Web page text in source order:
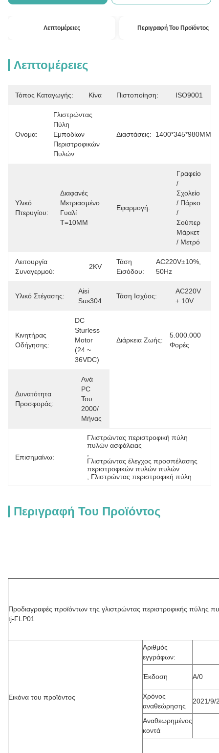
Λεπτομέρειες Περιγραφή Του Προϊόντος
Λεπτομέρειες
Τόπος Καταγωγής: Κίνα Πιστοποίηση: ISO9001
Ονομα:
Γλιστρώντας
Πύλη
Εμποδίων
Περιστροφικών
Πυλών
Διαστάσεις: 1400*345*980MM
Υλικό
Πτερυγίου:
Διαφανές
Μετριασμένο
Γυαλί
T=10MM
Εφαρμογή:
Γραφείο
/
Σχολείο
/ Πάρκο
/
Σούπερ
Μάρκετ
/ Μετρό
Λειτουργία
Συναγερμού:
2KV
Τάση
Εισόδου:
AC220V±10%,
50Hz
Υλικό Στέγασης:
Aisi
Sus304
Τάση Ισχύος:
AC220V
± 10V
Κινητήρας
Οδήγησης:
DC
Sturless
Motor
(24 ~
36VDC)
Διάρκεια Ζωής:
5.000.000
Φορές
Δυνατότητα
Προσφοράς:
Ανά
PC
Του
2000/
Μήνας
Επισημαίνω:
Γλιστρώντας περιστροφική πύλη
πυλών ασφάλειας
Γλιστρώντας έλεγχος προσπέλασης
περιστροφικών πυλών πυλών
Γλιστρώντας περιστροφική πύλη
Περιγραφή Του Προϊόντος
Προδιαγραφές προϊόντων της γλιστρώντας περιστροφικής πύλης
tj-FLP01
Εικόνα του προϊόντος
Αριθμός
εγγράφων:
Έκδοση A/0
Χρόνος
αναθεώρησης
2021/9/
Αναθεωρημένος
κοντά